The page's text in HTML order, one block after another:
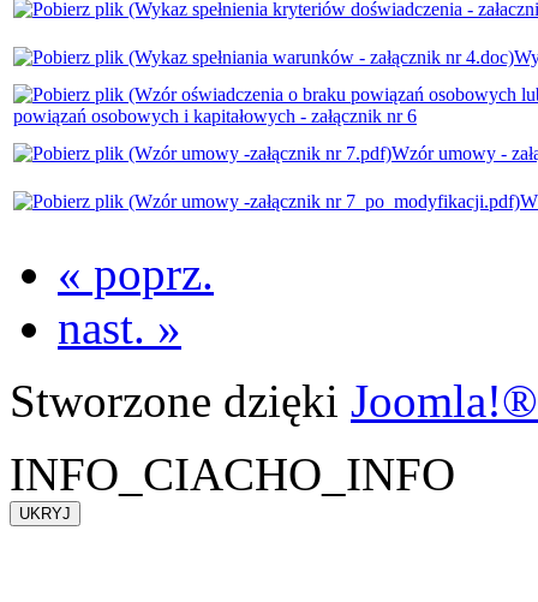
powiązań osobowych i kapitałowych - załącznik nr 6
Wzór umowy -
« poprz.
nast. »
Stworzone dzięki Joomla!®
INFO_CIACHO_INFO